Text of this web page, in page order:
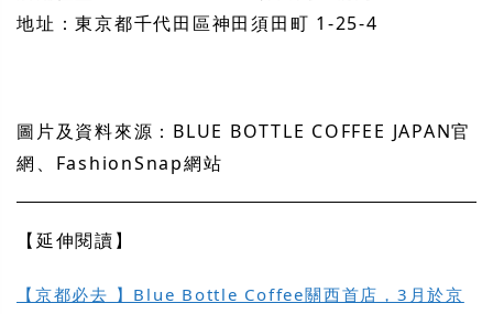
地址：東京都千代田區神田須田町 1-25-4
圖片及資料來源：BLUE BOTTLE COFFEE JAPAN官
網、FashionSnap網站
【延伸閱讀】
【京都必去 】Blue Bottle Coffee關西首店，3月於京